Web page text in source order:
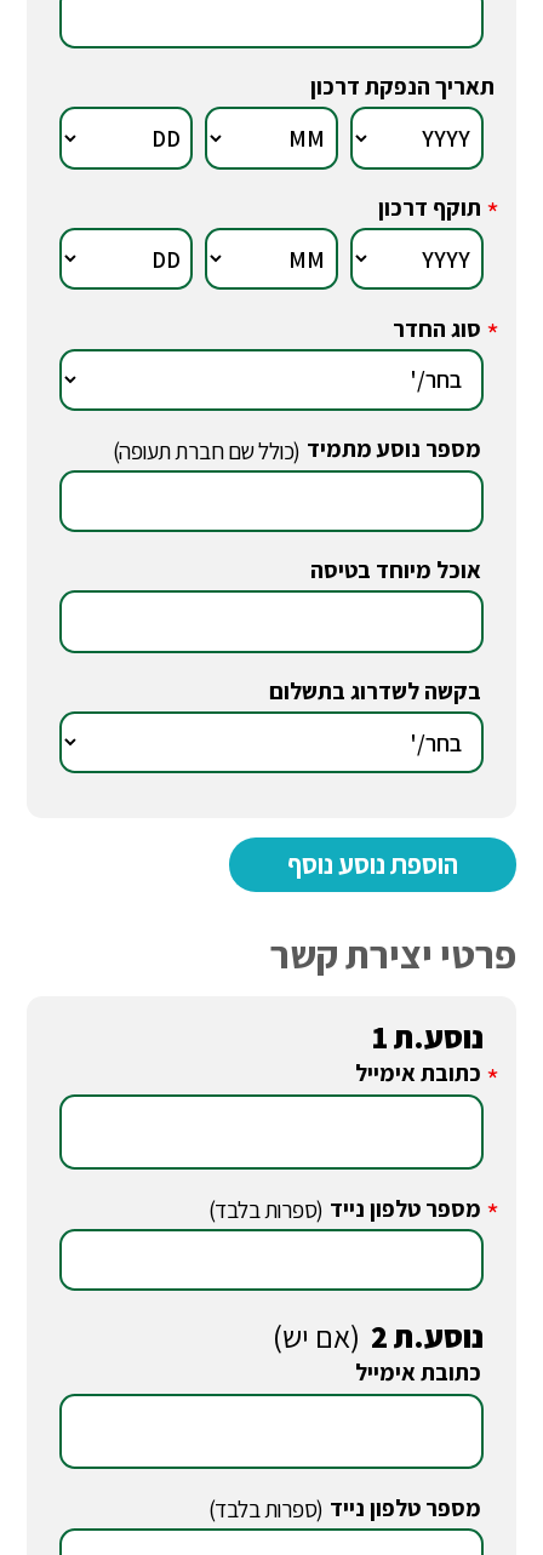
תאריך הנפקת דרכון
* תוקף דרכון
* סוג החדר
מספר נוסע מתמיד (כולל שם חברת תעופה)
אוכל מיוחד בטיסה
בקשה לשדרוג בתשלום
פרטי יצירת קשר
נוסע.ת 1
* כתובת אימייל
* מספר טלפון נייד (ספרות בלבד)
נוסע.ת 2 (אם יש)
כתובת אימייל
מספר טלפון נייד (ספרות בלבד)